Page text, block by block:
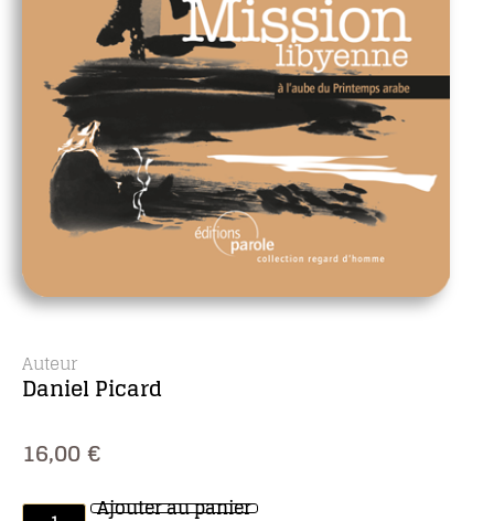
Auteur
Daniel Picard
16,00€
Ajouter au panier